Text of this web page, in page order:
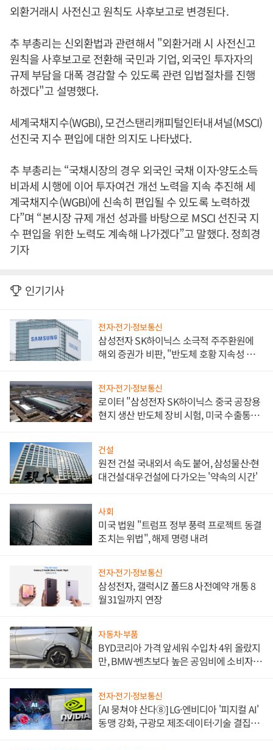
외환거래시 사전신고 원칙도 사후보고로 변경된다.
추 부총리는 신외환법과 관련해서 "외환거래 시 사전신고
원칙을 사후보고로 전환해 국민과 기업, 외국인 투자자의
규제 부담을 대폭 경감할 수 있도록 관련 입법절차를 진행
하겠다"고 설명했다.
세계국채지수(WGBI), 모건스탠리캐피털인터내셔널(MSCI)
선진국 지수 편입에 대한 의지도 나타냈다.
추 부총리는 “국채시장의 경우 외국인 국채 이자·양도소득
비과세 시행에 이어 투자여건 개선 노력을 지속 추진해 세
계국채지수(WGBI)에 신속히 편입될 수 있도록 노력하겠
다”며 “본시장 규제 개선 성과를 바탕으로 MSCI 선진국 지
수 편입을 위한 노력도 계속해 나가겠다”고 말했다. 정희경
기자
인기기사
전자·전기·정보통신
삼성전자 SK하이닉스 소극적 주주환원에
해외 증권가 비판, "반도체 호황 지속성 의
전자·전기·정보통신
로이터 "삼성전자 SK하이닉스 중국 공장용
현지 생산 반도체 장비 시험, 미국 수출통제
건설
원전 건설 국내외서 속도 붙어, 삼성물산·현
대건설·대우건설에 다가오는 '약속의 시간'
사회
미국 법원 "트럼프 정부 풍력 프로젝트 동결
조치는 위법", 해제 명령 내려
전자·전기·정보통신
삼성전자, 갤럭시Z 폴드8 사전예약 개통 8
월31일까지 연장
자동차·부품
BYD코리아 가격 앞세워 수입차 4위 올랐지
만, BMW·벤츠보다 높은 공임비에 소비자
전자·전기·정보통신
[AI 뭉쳐야 산다⑧] LG·엔비디아 '피지컬 AI'
동맹 강화, 구광모 제조·데이터·기술 결집